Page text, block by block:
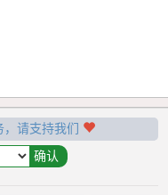
请支持我们